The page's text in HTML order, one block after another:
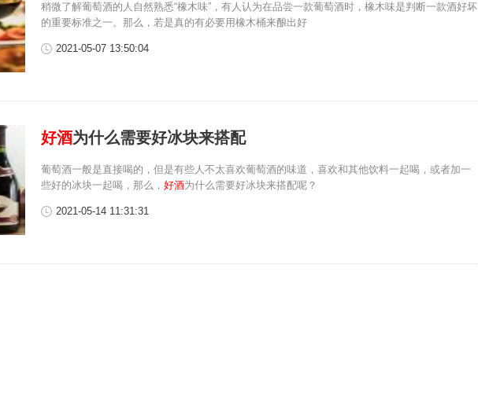
稍微了解葡萄酒的人自然熟悉“橡木味”，有人认为在品尝一款葡萄酒时，橡木味是判断一款酒好坏
的重要标准之一。那么，若是真的有必要用橡木桶来酿出好
2021-05-07 13:50:04
好酒为什么需要好冰块来搭配
葡萄酒一般是直接喝的，但是有些人不太喜欢葡萄酒的味道，喜欢和其他饮料一起喝，或者加一
些好的冰块一起喝，那么， 好酒为什么需要好冰块来搭配呢？
2021-05-14 11:31:31